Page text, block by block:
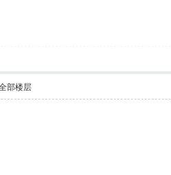
部楼层